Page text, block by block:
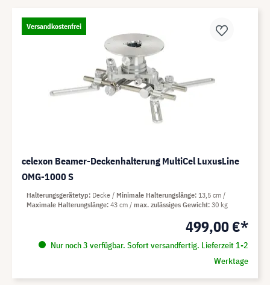
Versandkostenfrei
celexon Beamer-Deckenhalterung MultiCel LuxusLine
OMG-1000 S
499,00 €*
Nur noch 3 verfügbar. Sofort versandfertig. Lieferzeit 1-2
Werktage
Halterungsgerätetyp Decke Minimale Halterungslänge 13,5 cm
Maximale Halterungslänge 43 cm max. zulässiges Gewicht 30 kg